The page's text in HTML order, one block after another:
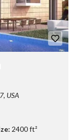
USA
2400 ft²